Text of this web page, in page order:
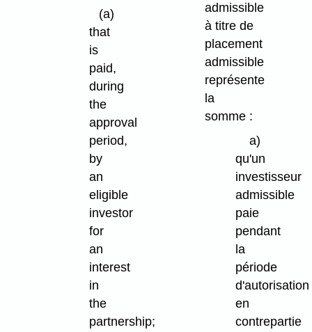
(a)
that
is
paid,
during
the
approval
period,
by
an
eligible
investor
for
an
interest
in
the
partnership;
admissible
à titre de
placement
admissible
représente
la
somme :
a)
qu'un
investisseur
admissible
paie
pendant
la
période
d'autorisation
en
contrepartie